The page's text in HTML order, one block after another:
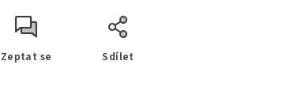
Zeptat se Sdílet